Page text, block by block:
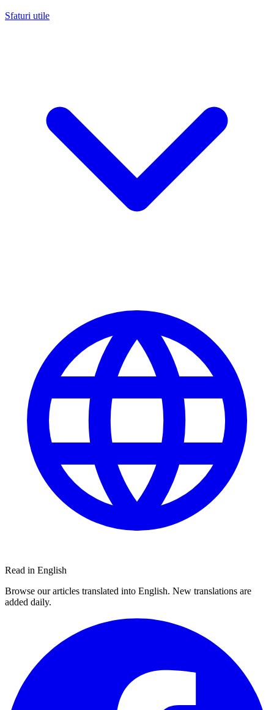
Sfaturi utile
Read in English
Browse our articles translated into English. New translations are
added daily.